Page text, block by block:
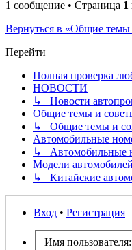
1 сообщение • Страница 1
Вернуться в «Общие темы
Перейти
Полная проверка
НОВОСТИ
↳ Новости
Общие темы и
↳ Общие темы и
Автомобильные
↳ Автомобильные
Модели автомобилей
↳ Китайские
Вход • Регистрация
Имя пользователя: